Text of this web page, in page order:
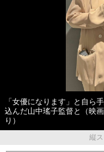
「女優になります」と自ら
込んだ山中瑤子監督と（映
り）
縦